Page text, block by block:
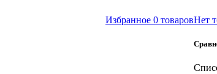
Избранное 0 товаровНет